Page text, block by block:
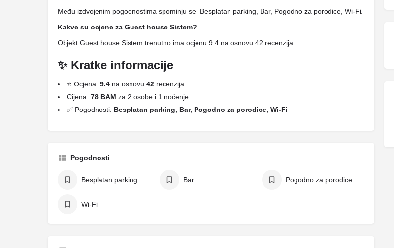
Među izdvojenim pogodnostima spominju se: Besplatan parking, Bar, Pogodno za porodice, Wi-Fi.
Kakve su ocjene za Guest house Sistem?
Objekt Guest house Sistem trenutno ima ocjenu 9.4 na osnovu 42 recenzija.
✨ Kratke informacije
⭐ Ocjena: 9.4 na osnovu 42 recenzija
Cijena: 78 BAM za 2 osobe i 1 noćenje
✅ Pogodnosti: Besplatan parking, Bar, Pogodno za porodice, Wi-Fi
Pogodnosti
Besplatan parking Bar Pogodno za porodice
Wi-Fi